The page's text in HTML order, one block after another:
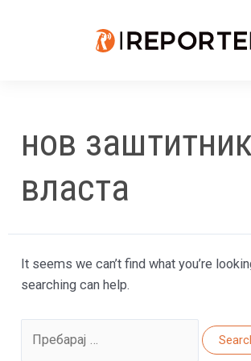
нов
власта
It seems we can’t find what you’re
searching can help.